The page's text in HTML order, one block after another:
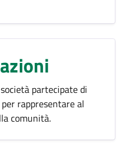
partecipate di
rappresentare al
comunità.